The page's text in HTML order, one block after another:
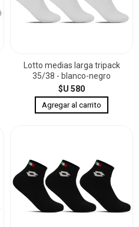
Lotto medias larga tripack
35/38 - blanco-negro
$U 580